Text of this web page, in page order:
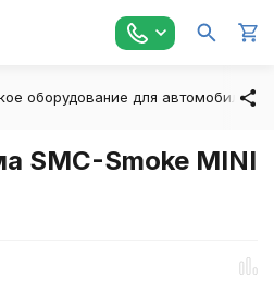
оборудование для автомобилей
SMC-Smoke MINI